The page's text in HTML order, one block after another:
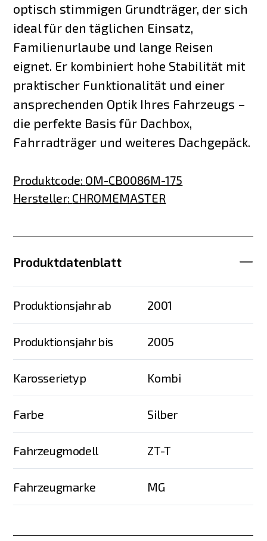
optisch stimmigen Grundträger, der sich
ideal für den täglichen Einsatz,
Familienurlaube und lange Reisen
eignet. Er kombiniert hohe Stabilität mit
praktischer Funktionalität und einer
ansprechenden Optik Ihres Fahrzeugs –
die perfekte Basis für Dachbox,
Fahrradträger und weiteres Dachgepäck.
Produktcode: OM-CB0086M-175
Hersteller: CHROMEMASTER
Produktdatenblatt
Produktionsjahr ab 2001
Produktionsjahr bis 2005
Karosserietyp Kombi
Farbe Silber
Fahrzeugmodell ZT-T
Fahrzeugmarke MG